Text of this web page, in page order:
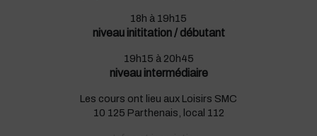
18h à 19h15
niveau inititation / débutant
19h15 à 20h45
niveau intermédiaire
Les cours ont lieu aux Loisirs SMC
10 125 Parthenais, local 112